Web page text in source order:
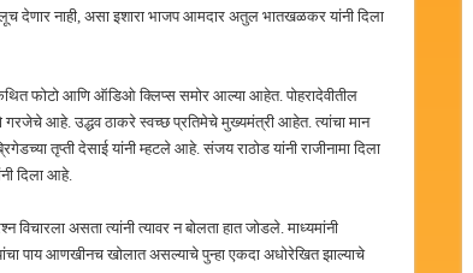
देणार नाही, असा इशारा भाजप आमदार अतुल भातखळकर यांनी दिला
फोटो आणि ऑडिओ क्लिप्स समोर आल्या आहेत. पोहरादेवीतील
देणे गरजेचे आहे. उद्धव ठाकरे स्वच्छ प्रतिमेचे मुख्यमंत्री आहेत. त्यांचा मान
तृप्ती देसाई यांनी म्हटले आहे. संजय राठोड यांनी राजीनामा दिला
दिला आहे.
असता त्यांनी त्यावर न बोलता हात जोडले. माध्यमांनी
पाय आणखीनच खोलात असल्याचे पुन्हा एकदा अधोरेखित झाल्याचे